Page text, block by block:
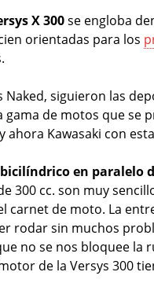
X 300se engloba
orientadas para los
Naked, siguieron las
gama de motos que se
ahora Kawasaki con
en paralelo
300 cc. son muy
carnet de moto. La
rodar sin muchos
no se nos bloquee
de la Versys 300